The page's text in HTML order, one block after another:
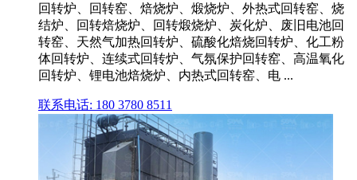
回转炉、回转窑、焙烧炉、煅烧炉、外热式回转窑、烧
结炉、回转焙烧炉、回转煅烧炉、炭化炉、废旧电池回
转窑、天然气加热回转炉、硫酸化焙烧回转炉、化工粉
体回转炉、连续式回转炉、气氛保护回转窑、高温氧化
回转炉、锂电池焙烧炉、内热式回转窑、电 ...
联系电话: 180 3780 8511